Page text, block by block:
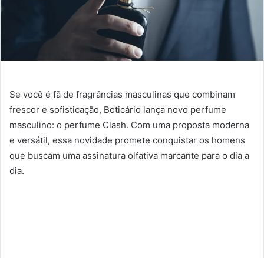
Se você é fã de fragrâncias masculinas que combinam
frescor e sofisticação, Boticário lança novo perfume
masculino: o perfume Clash. Com uma proposta moderna
e versátil, essa novidade promete conquistar os homens
que buscam uma assinatura olfativa marcante para o dia a
dia.